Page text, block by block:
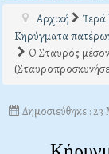
Αρχική
Ἱερά
Κηρύγματα
Ο Σταυρός
Δημοσιεύθηκε :